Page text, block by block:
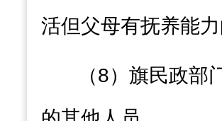
活但父母有抚养能
（8） 旗民政部